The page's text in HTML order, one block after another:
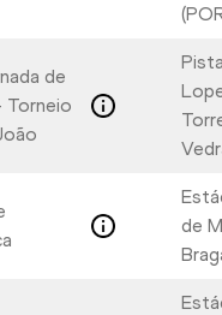
de
Torneio
de